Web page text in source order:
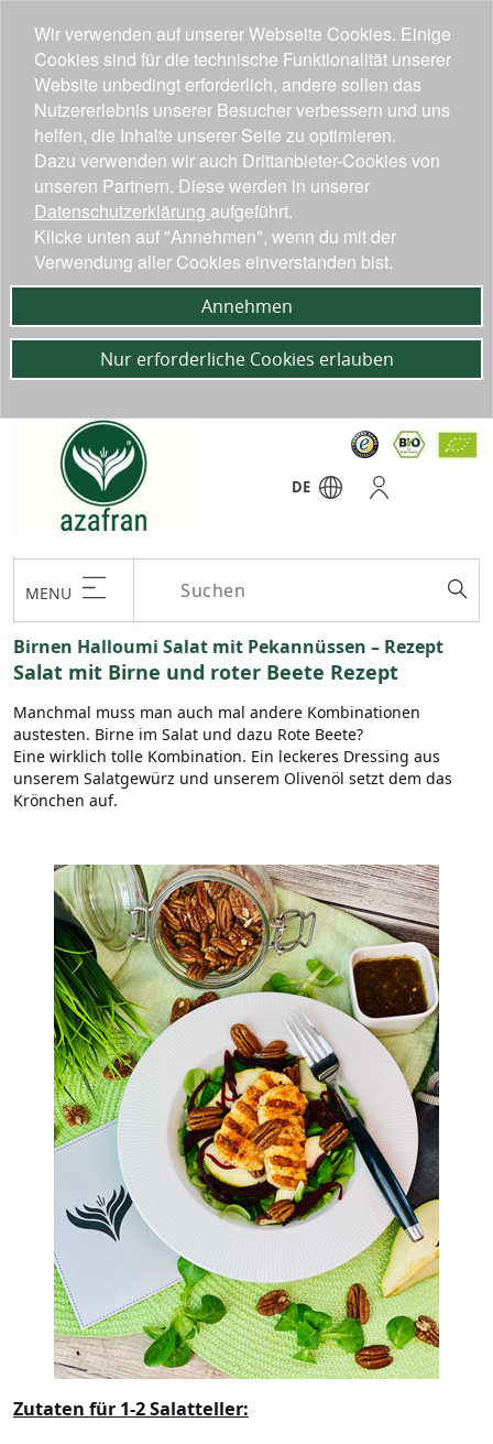
DE
MENU
Birnen Halloumi Salat mit Pekannüssen – Rezept
Salat mit Birne und roter Beete Rezept
Manchmal muss man auch mal andere Kombinationen
austesten. Birne im Salat und dazu Rote Beete?
Eine wirklich tolle Kombination. Ein leckeres Dressing aus
unserem Salatgewürz und unserem Olivenöl setzt dem das
Krönchen auf.
Zutaten für 1-2 Salatteller:
Wir verwenden auf unserer Webseite Cookies. Einige
Cookies sind für die technische Funktionalität unserer
Website unbedingt erforderlich, andere sollen das
Nutzererlebnis unserer Besucher verbessern und uns
helfen, die Inhalte unserer Seite zu optimieren.
Dazu verwenden wir auch Drittanbieter-Cookies von
unseren Partnern. Diese werden in unserer
Datenschutzerklärung aufgeführt.
Klicke unten auf "Annehmen", wenn du mit der
Verwendung aller Cookies einverstanden bist.
Annehmen
Nur erforderliche Cookies erlauben